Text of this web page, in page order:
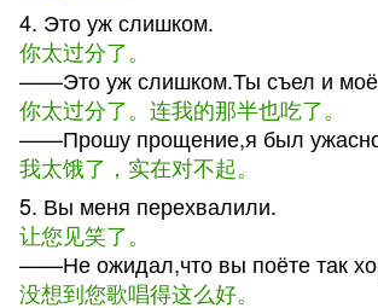
4. Это уж слишком.
你太过分了。
——Это уж слишком.Ты съел и
你太过分了。连我的那半也吃了。
——Прошу прощение,я был
我太饿了，实在对不起。
5. Вы меня перехвалили.
让您见笑了。
——Не ожидал,что вы поёте так
没想到您歌唱得这么好。